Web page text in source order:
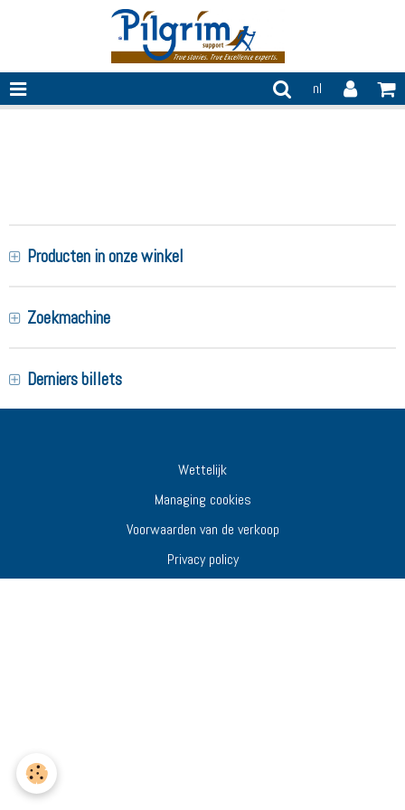
nl
Producten in onze winkel
Zoekmachine
Derniers billets
Wettelijk
Managing cookies
Voorwaarden van de verkoop
Privacy policy